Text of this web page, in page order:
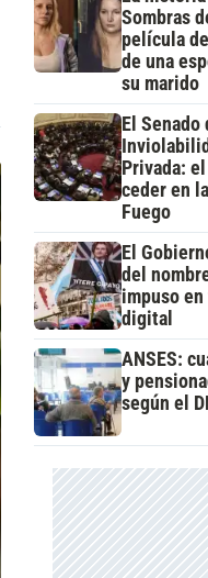
Sombras
película
de una
su marido
El Senado
Privada:
ceder en
Fuego
El
del
impuso
digital
ANSES:
y
según el